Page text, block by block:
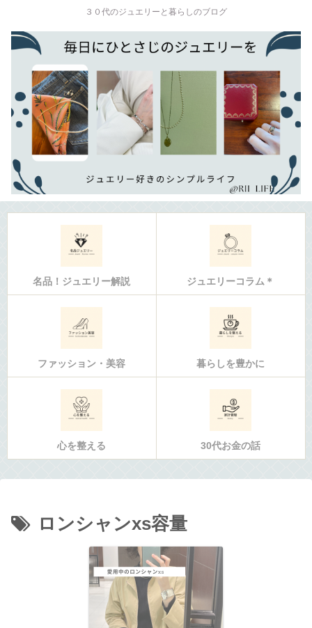
３０代のジュエリーと暮らしのブログ
名品！ジュエリー解説 ジュエリーコラム＊
ファッション・美容 暮らしを豊かに
心を整える 30代お金の話
ロンシャンxs容量